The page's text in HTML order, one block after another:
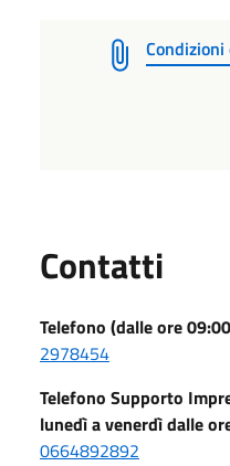
Contatti
Telefono (dalle ore
2978454
Telefono Supporto
lunedì a venerdì dalle
0664892892